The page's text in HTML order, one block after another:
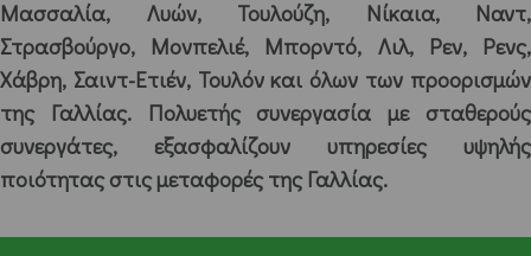
Μασσαλία, Λυών, Τουλούζη, Νίκαια, Ναντ,
Στρασβούργο, Μονπελιέ, Μπορντό, Λιλ, Ρεν, Ρενς,
Χάβρη, Σαιντ-Ετιέν, Τουλόν και όλων των προορισμών
της Γαλλίας. Πολυετής συνεργασία με σταθερούς
συνεργάτες, εξασφαλίζουν υπηρεσίες υψηλής
ποιότητας στις μεταφορές της Γαλλίας.